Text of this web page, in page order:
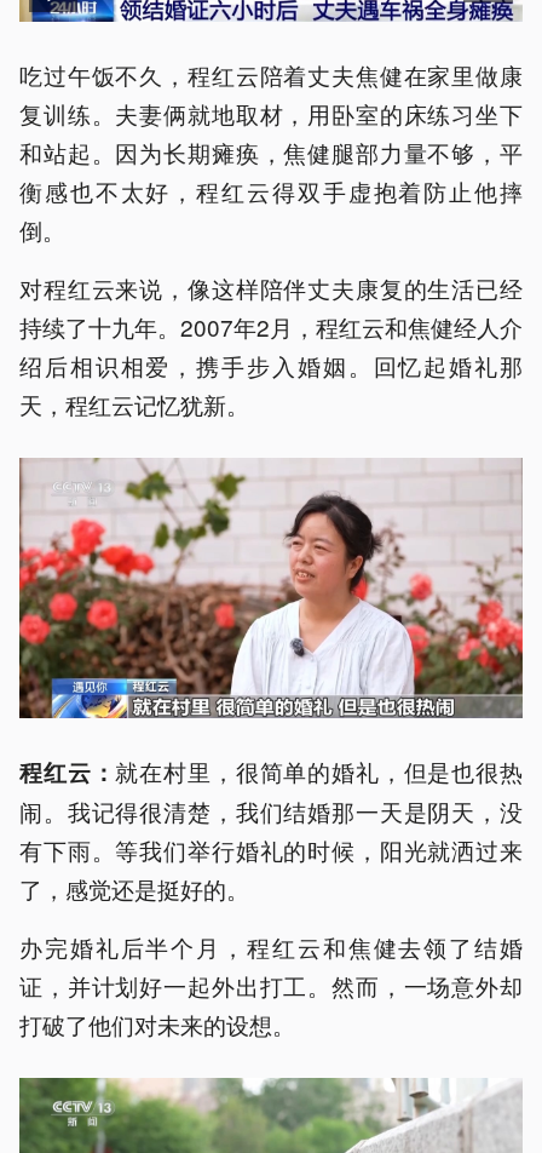
吃过午饭不久，程红云陪着丈夫焦健在家里做康
复训练。夫妻俩就地取材，用卧室的床练习坐下
和站起。因为长期瘫痪，焦健腿部力量不够，平
衡感也不太好，程红云得双手虚抱着防止他摔
倒。
对程红云来说，像这样陪伴丈夫康复的生活已经
持续了十九年。2007年2月，程红云和焦健经人介
绍后相识相爱，携手步入婚姻。回忆起婚礼那
天，程红云记忆犹新。
程红云：就在村里，很简单的婚礼，但是也很热
闹。我记得很清楚，我们结婚那一天是阴天，没
有下雨。等我们举行婚礼的时候，阳光就洒过来
了，感觉还是挺好的。
办完婚礼后半个月，程红云和焦健去领了结婚
证，并计划好一起外出打工。然而，一场意外却
打破了他们对未来的设想。